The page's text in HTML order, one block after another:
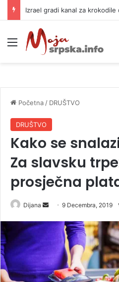
Za šta se Banjaluka zadužuje
Meni
Početna / DRUŠTVO
DRUŠTVO
Kako se
Za slavsku
prosječna
Dijana
a
n
e
9 Decembra, 2019